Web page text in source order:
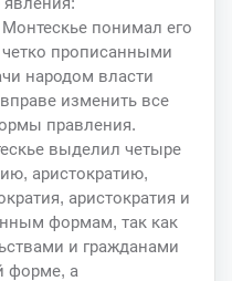
понимал его
четко прописанными
народом власти
изменить все
правления.
выделил четыре
аристократию,
аристократия и
формам, так как
и гражданами
форме, а